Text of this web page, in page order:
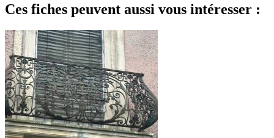
Ces fiches peuvent aussi vous intéresser :